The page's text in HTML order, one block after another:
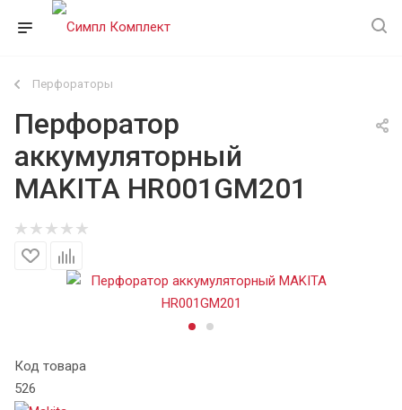
Перфораторы
Перфоратор
аккумуляторный
MAKITA HR001GM201
Код товара
526